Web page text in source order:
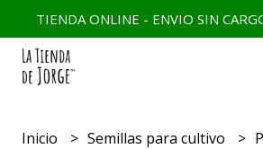
TIENDA ONLINE - ENVIO SIN
Inicio Semillas para cultivo